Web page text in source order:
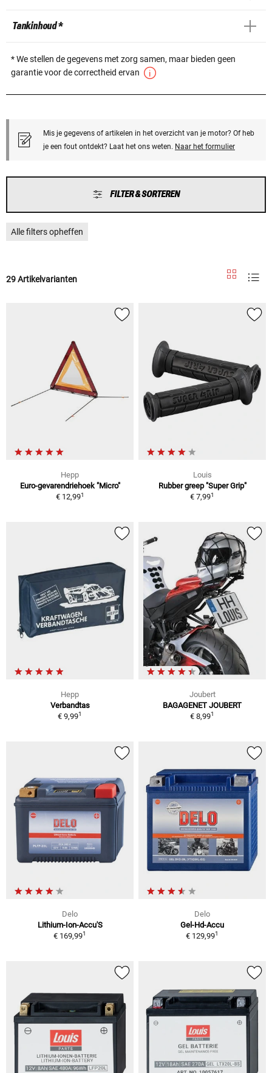
Tankinhoud *
* We stellen de gegevens met zorg samen, maar bieden geen
garantie voor de correctheid ervan
Mis je gegevens of artikelen in het overzicht van je motor? Of heb
je een fout ontdekt? Laat het ons weten. Naar het formulier
FILTER & SORTEREN
Alle filters opheffen
29 Artikelvarianten
Hepp
Euro-gevarendriehoek "Micro"
€ 12,991
Louis
Rubber greep "Super Grip"
€ 7,991
Hepp
Verbandtas
€ 9,991
Joubert
BAGAGENET JOUBERT
€ 8,991
Delo
Lithium-Ion-Accu'S
€ 169,991
Delo
Gel-Hd-Accu
€ 129,991